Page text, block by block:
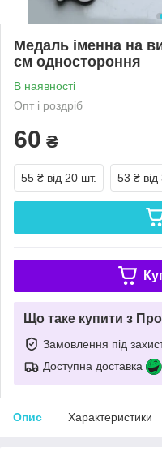
Медаль іменна на
см одностороння
В наявності
Опт і роздріб
60 ₴
55 ₴ від 20 шт. 53 ₴
Що таке купити з
Замовлення під
Доступна доставка
Опис Характеристики